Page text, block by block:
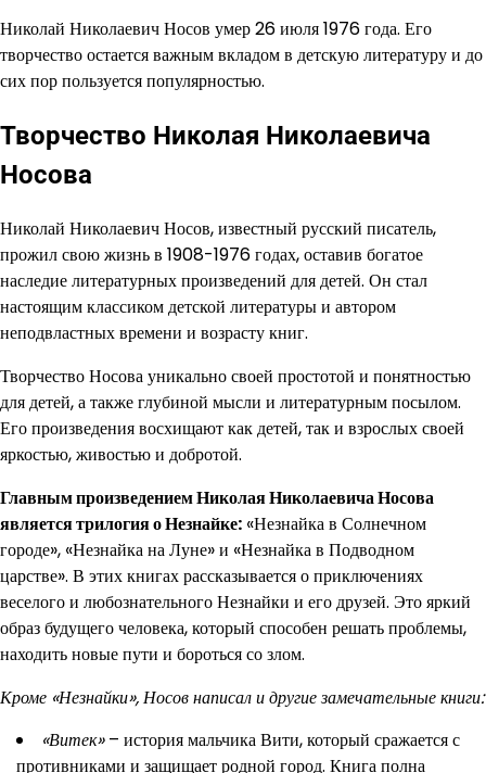
Николай Николаевич Носов умер 26 июля 1976 года. Его
творчество остается важным вкладом в детскую литературу и до
сих пор пользуется популярностью.
Творчество Николая Николаевича
Носова
Николай Николаевич Носов, известный русский писатель,
прожил свою жизнь в 1908-1976 годах, оставив богатое
наследие литературных произведений для детей. Он стал
настоящим классиком детской литературы и автором
неподвластных времени и возрасту книг.
Творчество Носова уникально своей простотой и понятностью
для детей, а также глубиной мысли и литературным посылом.
Его произведения восхищают как детей, так и взрослых своей
яркостью, живостью и добротой.
Главным произведением Николая Николаевича Носова
является трилогия о Незнайке: «Незнайка в Солнечном
городе», «Незнайка на Луне» и «Незнайка в Подводном
царстве». В этих книгах рассказывается о приключениях
веселого и любознательного Незнайки и его друзей. Это яркий
образ будущего человека, который способен решать проблемы,
находить новые пути и бороться со злом.
Кроме «Незнайки», Носов написал и другие замечательные книги:
«Витек»– история мальчика Вити, который сражается с
противниками и защищает родной город. Книга полна